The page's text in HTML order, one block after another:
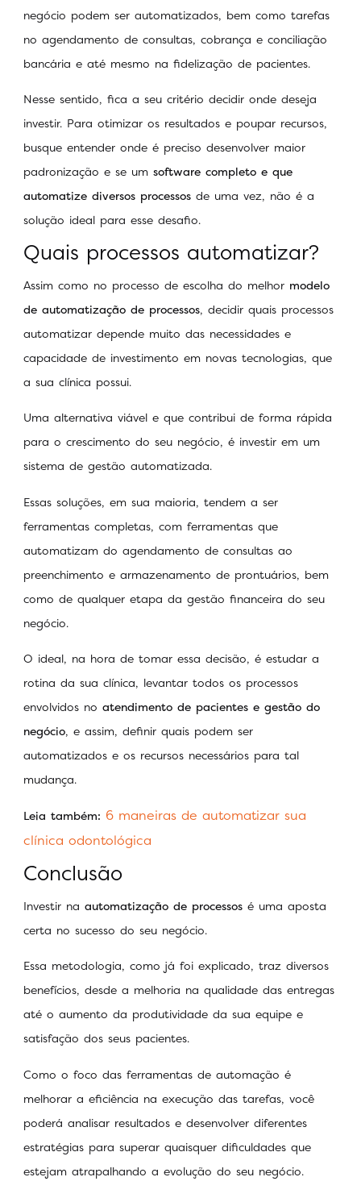
negócio podem ser automatizados, bem como tarefas
no agendamento de consultas, cobrança e conciliação
bancária e até mesmo na fidelização de pacientes.
Nesse sentido, fica a seu critério decidir onde deseja
investir. Para otimizar os resultados e poupar recursos,
busque entender onde é preciso desenvolver maior
padronização e se um software completo e que
automatize diversos processos de uma vez, não é a
solução ideal para esse desafio.
Quais processos automatizar?
Assim como no processo de escolha do melhor modelo
de automatização de processos, decidir quais processos
automatizar depende muito das necessidades e
capacidade de investimento em novas tecnologias, que
a sua clínica possui.
Uma alternativa viável e que contribui de forma rápida
para o crescimento do seu negócio, é investir em um
sistema de gestão automatizada.
Essas soluções, em sua maioria, tendem a ser
ferramentas completas, com ferramentas que
automatizam do agendamento de consultas ao
preenchimento e armazenamento de prontuários, bem
como de qualquer etapa da gestão financeira do seu
negócio.
O ideal, na hora de tomar essa decisão, é estudar a
rotina da sua clínica, levantar todos os processos
envolvidos no atendimento de pacientes e gestão do
negócio, e assim, definir quais podem ser
automatizados e os recursos necessários para tal
mudança.
Leia também: 6 maneiras de automatizar sua
clínica odontológica
Conclusão
Investir na automatização de processos é uma aposta
certa no sucesso do seu negócio.
Essa metodologia, como já foi explicado, traz diversos
benefícios, desde a melhoria na qualidade das entregas
até o aumento da produtividade da sua equipe e
satisfação dos seus pacientes.
Como o foco das ferramentas de automação é
melhorar a eficiência na execução das tarefas, você
poderá analisar resultados e desenvolver diferentes
estratégias para superar quaisquer dificuldades que
estejam atrapalhando a evolução do seu negócio.